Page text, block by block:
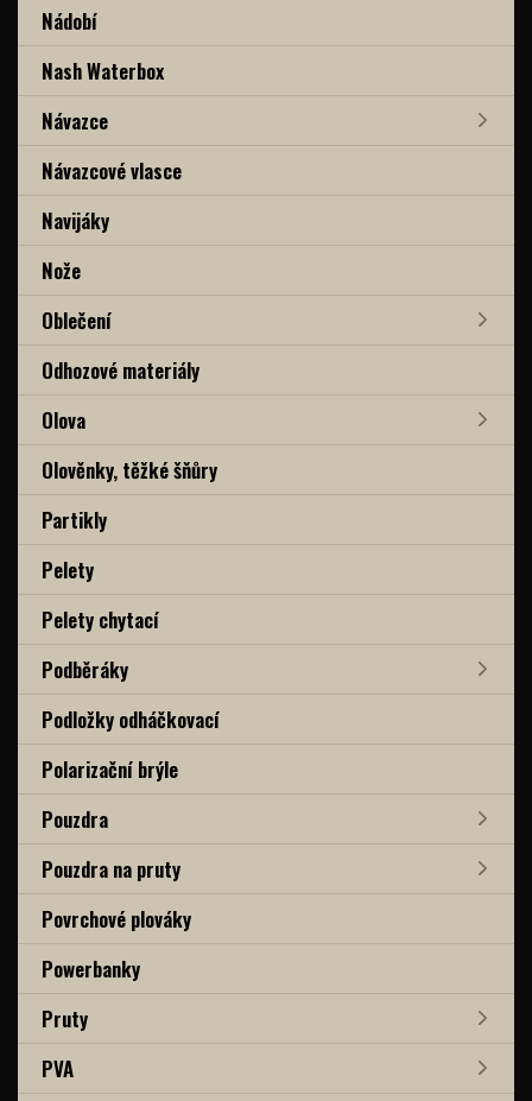
Nádobí
Nash Waterbox
Návazce
Návazcové vlasce
Navijáky
Nože
Oblečení
Odhozové materiály
Olova
Olověnky, těžké šňůry
Partikly
Pelety
Pelety chytací
Podběráky
Podložky odháčkovací
Polarizační brýle
Pouzdra
Pouzdra na pruty
Povrchové plováky
Powerbanky
Pruty
PVA